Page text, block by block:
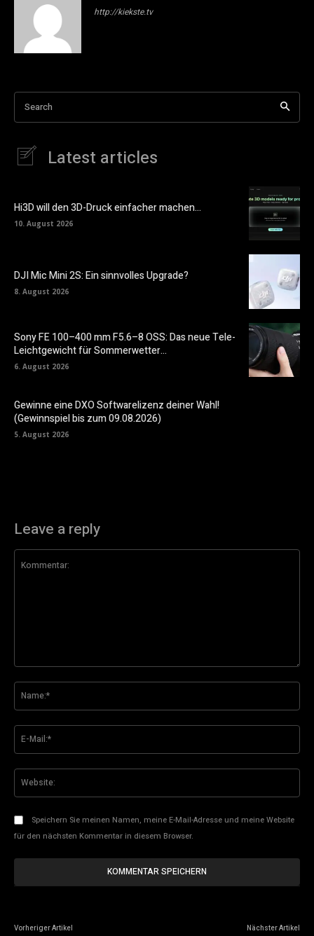
http://kiekste.tv
Search
Latest articles
Hi3D will den 3D-Druck einfacher machen…
10. August 2026
DJI Mic Mini 2S: Ein sinnvolles Upgrade?
8. August 2026
Sony FE 100–400 mm F5.6–8 OSS: Das neue Tele-
Leichtgewicht für Sommerwetter…
6. August 2026
Gewinne eine DXO Softwarelizenz deiner Wahl!
(Gewinnspiel bis zum 09.08.2026)
5. August 2026
Leave a reply
Speichern Sie meinen Namen, meine E-Mail-Adresse und meine Website
für den nächsten Kommentar in diesem Browser.
Vorheriger Artikel Nächster Artikel